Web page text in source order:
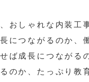
おしゃれな内装工
につながるのか、
ば成長につながる
のか、たっぷり教